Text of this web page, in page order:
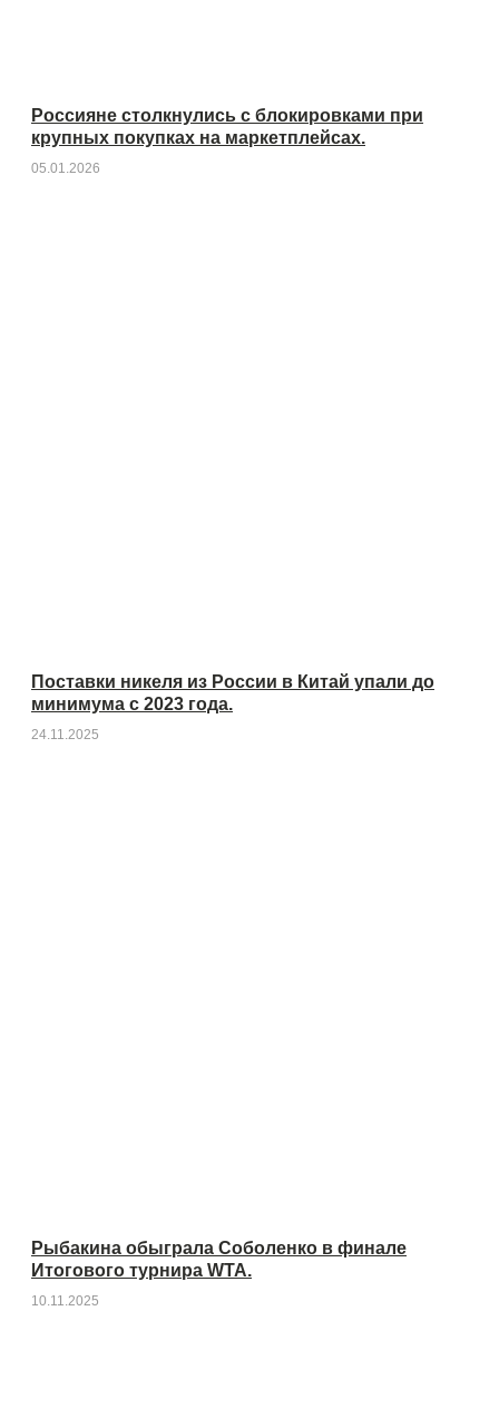
Россияне столкнулись с блокировками при
крупных покупках на маркетплейсах.
05.01.2026
Поставки никеля из России в Китай упали до
минимума с 2023 года.
24.11.2025
Рыбакина обыграла Соболенко в финале
Итогового турнира WTA.
10.11.2025